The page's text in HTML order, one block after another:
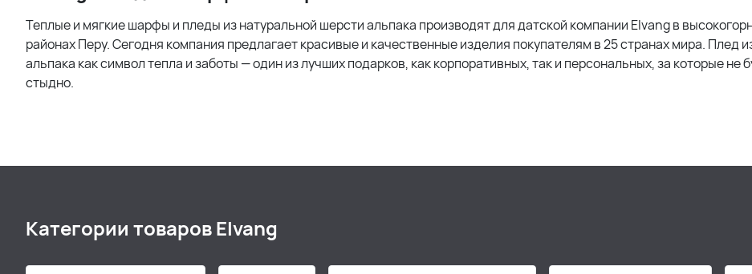
Теплые и мягкие шарфы и пледы из натуральной шерсти альпака производят для датской компании Elvang в
районах Перу. Сегодня компания предлагает красивые и качественные изделия покупателям в 25 странах мира. Плед
альпака как символ тепла и заботы — один из лучших подарков, как корпоративных, так и персональных, за которые не
стыдно.
Категории товаров Elvang